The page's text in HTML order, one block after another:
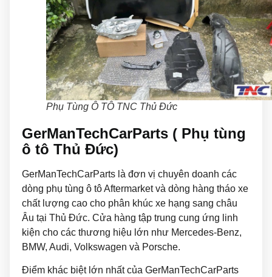
Phụ Tùng Ô TÔ TNC Thủ Đức
GerManTechCarParts ( Phụ tùng
ô tô Thủ Đức)
GerManTechCarParts là đơn vị chuyên doanh các
dòng phụ tùng ô tô Aftermarket và dòng hàng tháo xe
chất lượng cao cho phân khúc xe hạng sang châu
Âu tại Thủ Đức. Cửa hàng tập trung cung ứng linh
kiện cho các thương hiệu lớn như Mercedes-Benz,
BMW, Audi, Volkswagen và Porsche.
Điểm khác biệt lớn nhất của GerManTechCarParts